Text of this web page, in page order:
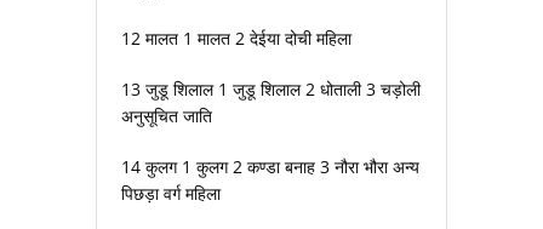
12 मालत 1 मालत 2 देईया दोची महिला
13 जुडू शिलाल 1 जुडू शिलाल 2 धोताली 3 चड़ोली
अनुसूचित जाति
14 कुलग 1 कुलग 2 कण्डा बनाह 3 नौरा भौरा अन्य
पिछड़ा वर्ग महिला